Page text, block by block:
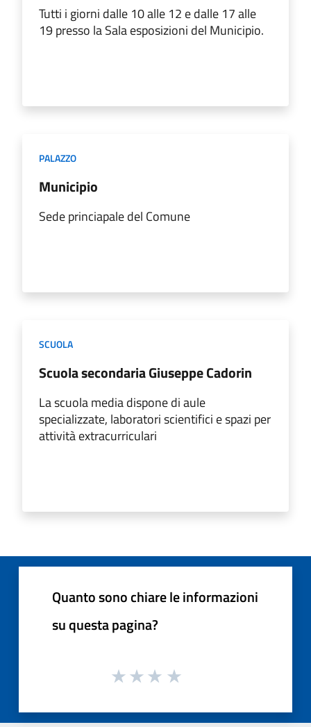
Tutti i giorni dalle 10 alle 12 e dalle 17 alle
19 presso la Sala esposizioni del Municipio.
PALAZZO
Municipio
Sede princiapale del Comune
SCUOLA
Scuola secondaria Giuseppe Cadorin
La scuola media dispone di aule
specializzate, laboratori scientifici e spazi per
attività extracurriculari
Quanto sono chiare le informazioni
su questa pagina?